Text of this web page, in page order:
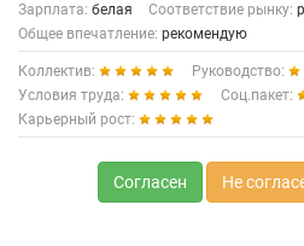
Зарплата: белая Соответствие рынку:
Общее впечатление: рекомендую
Коллектив:
Руководство:
Условия труда:
Соц.пакет:
Карьерный рост:
Согласен Не